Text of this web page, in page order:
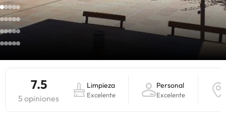
7.5
5 opiniones
Limpieza
Excelente
Personal
Excelente